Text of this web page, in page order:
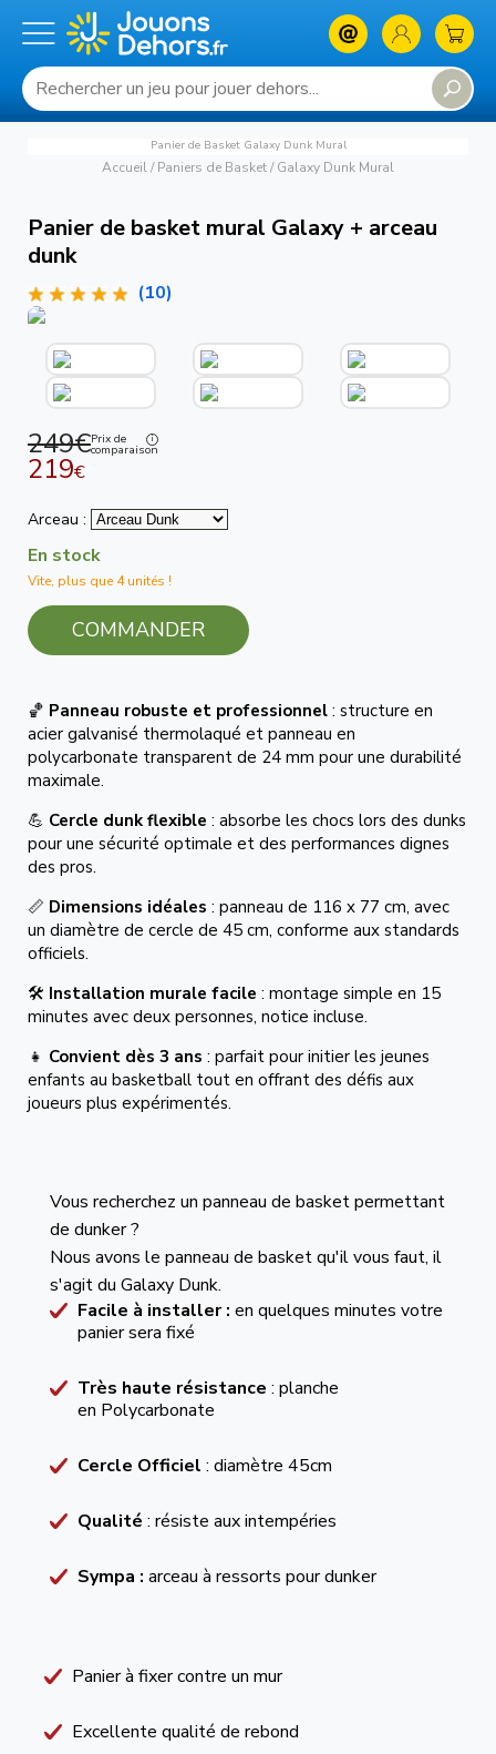
Panier de Basket Galaxy Dunk Mural
Accueil/ Paniers de Basket/ Galaxy Dunk Mural
Vous recherchez un panneau de basket permettant
de dunker ?
Nous avons le panneau de basket qu'il vous faut, il
s'agit du Galaxy Dunk.
Facile à installer : en quelques minutes votre
panier sera fixé
Très haute résistance : planche
en Polycarbonate
Cercle Officiel : diamètre 45cm
Qualité : résiste aux intempéries
Sympa : arceau à ressorts pour dunker
Panier à fixer contre un mur
Excellente qualité de rebond
Panier de basket mural Galaxy + arceau
dunk
(10)
249€Prix de
comparaison
219€
Arceau :
En stock
Vite, plus que 4 unités !
COMMANDER
🏀 Panneau robuste et professionnel : structure en
acier galvanisé thermolaqué et panneau en
polycarbonate transparent de 24 mm pour une durabilité
maximale.
💪 Cercle dunk flexible : absorbe les chocs lors des dunks
pour une sécurité optimale et des performances dignes
des pros.
📏 Dimensions idéales : panneau de 116 x 77 cm, avec
un diamètre de cercle de 45 cm, conforme aux standards
officiels.
🛠️ Installation murale facile : montage simple en 15
minutes avec deux personnes, notice incluse.
👧 Convient dès 3 ans : parfait pour initier les jeunes
enfants au basketball tout en offrant des défis aux
joueurs plus expérimentés.